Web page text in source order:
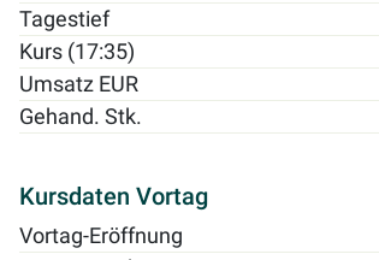
Tagestief
Kurs (17:35)
Umsatz EUR
Gehand. Stk.
Kursdaten Vortag
Vortag-Eröffnung